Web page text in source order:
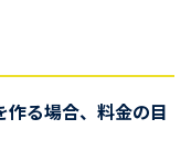
作る場合、料金の目